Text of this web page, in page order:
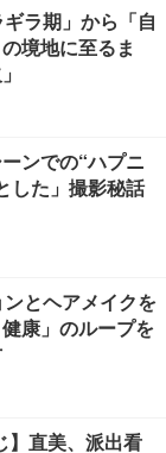
ラ期」から「自
境地に至るま
ンでの“ハプニ
した」撮影秘話
とヘアメイクを
康」のループを
】直美、派出看